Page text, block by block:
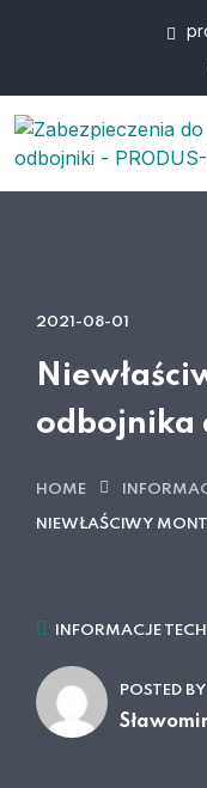
2021-08-01
odbojnika
HOME
NIEWŁAŚCIWY
INFORMACJE
POSTED BY